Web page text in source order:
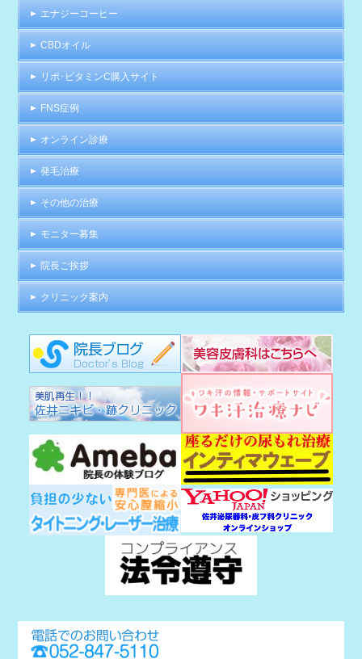
エナジーコーヒー
CBDオイル
リポ･ビタミンC購入サイト
FNS症例
オンライン診療
発毛治療
その他の治療
モニター募集
院長ご挨拶
クリニック案内